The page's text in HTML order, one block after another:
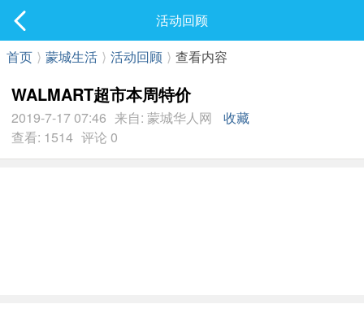
最新发表
活动回顾
首页 ⟩ 蒙城生活 ⟩ 活动回顾 ⟩ 查看内容
WALMART超市本周特价
2019-7-17 07:46 来自: 蒙城华人网
收藏
查看: 1514 评论 0